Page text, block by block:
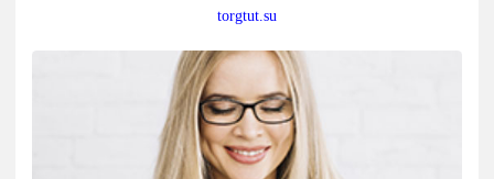
torgtut.su